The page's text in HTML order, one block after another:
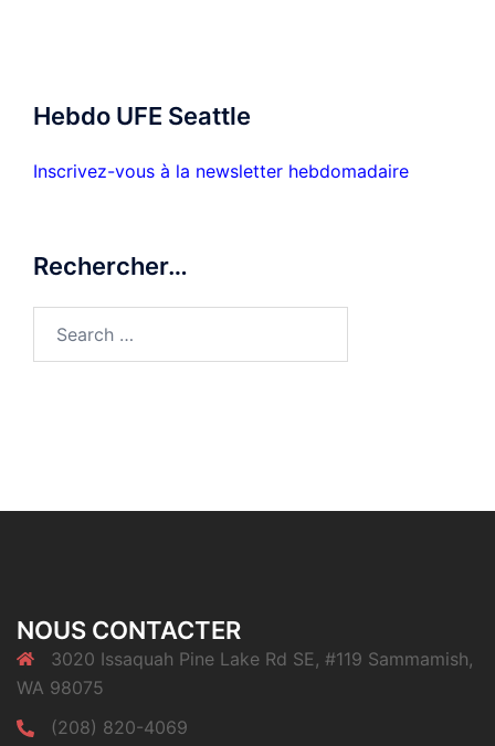
Hebdo UFE Seattle
Inscrivez-vous à la newsletter hebdomadaire
Rechercher…
for:
NOUS CONTACTER
3020 Issaquah Pine Lake Rd SE, #119 Sammamish,
WA 98075
(208) 820-4069